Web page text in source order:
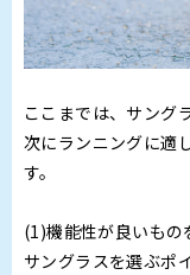
ここまでは、サング
次にランニングに適
す。
(1)機能性が良いもの
サングラスを選ぶポ